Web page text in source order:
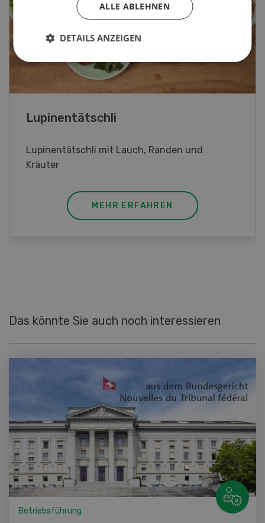
Frühlingsrollen
Frühlingsrollen mit Poulet
MEHR ERFAHREN
Das könnte Sie auch noch interessieren
Betriebsführung
ALLE ABLEHNEN
DETAILS ANZEIGEN